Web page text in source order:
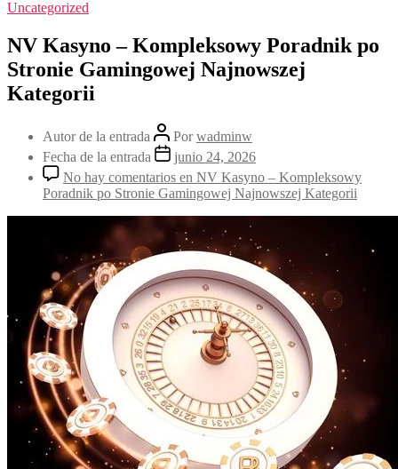
Uncategorized
NV Kasyno – Kompleksowy Poradnik po
Stronie Gamingowej Najnowszej
Kategorii
Autor de la entrada Porwadminw
Fecha de la entrada
junio 24, 2026
No hay comentarios en NV Kasyno – Kompleksowy
Poradnik po Stronie Gamingowej Najnowszej Kategorii